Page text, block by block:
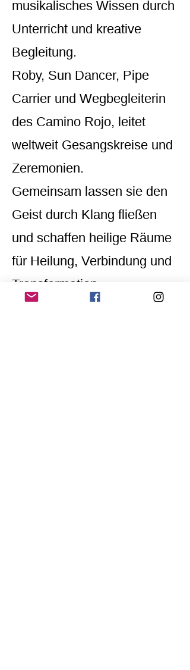
musikalisches Wissen durch
Unterricht und kreative
Begleitung.
Roby, Sun Dancer, Pipe
Carrier und Wegbegleiterin
des Camino Rojo, leitet
weltweit Gesangskreise und
Zeremonien.
Gemeinsam lassen sie den
Geist durch Klang fließen
und schaffen heilige Räume
für Heilung, Verbindung und
Transformation.